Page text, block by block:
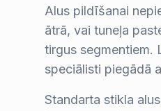
Alus pildīšanai
ātrā, vai tuneļa
tirgus segmentiem.
speciālisti piegādā
Standarta stikla